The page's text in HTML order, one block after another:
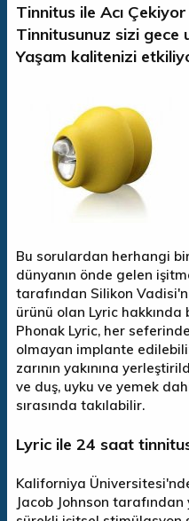
Tinnitus ile Acı
Tinnitusunuz sizi gece
Yaşam kalitenizi
Bu sorulardan herhangi
dünyanın önde gelen
tarafından Silikon
ürünü olan Lyric
Phonak Lyric, her
olmayan implante
zarının yakınına
ve duş, uyku ve yemek
sırasında takılabilir.
Lyric ile 24 saat
Kaliforniya
Jacob Johnson